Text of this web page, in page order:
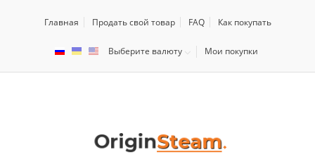
Главная Продать свой товар FAQ Как покупать
Выберите валюту Мои покупки